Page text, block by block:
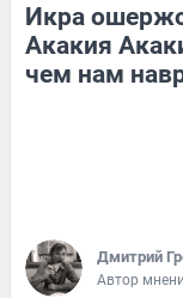
Икра
Акакия
чем нам
Дмитрий
Автор